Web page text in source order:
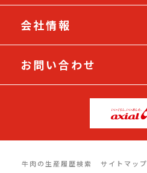
会社情報
お問い合わせ
牛肉の生産履歴検索 サイトマップ